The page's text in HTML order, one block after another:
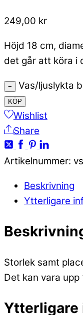
249,00 kr
Höjd 18 cm,
det går att köra i
− Vas/ljuslykta
KÖP
Wishlist
Share
Artikelnummer:
Beskrivning
Ytterligare
Storlek samt
Det kan vara
Ytterligare